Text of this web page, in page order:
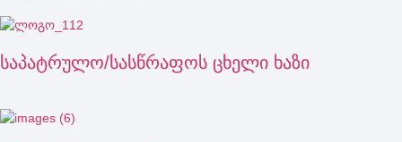
საპატრულო/სასწრაფოს ცხელი ხაზი